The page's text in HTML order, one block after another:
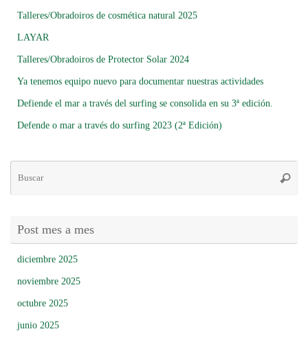
Talleres/Obradoiros de cosmética natural 2025
LAYAR
Talleres/Obradoiros de Protector Solar 2024
Ya tenemos equipo nuevo para documentar nuestras actividades
Defiende el mar a través del surfing se consolida en su 3ª edición.
Defende o mar a través do surfing 2023 (2ª Edición)
Post mes a mes
diciembre 2025
noviembre 2025
octubre 2025
junio 2025